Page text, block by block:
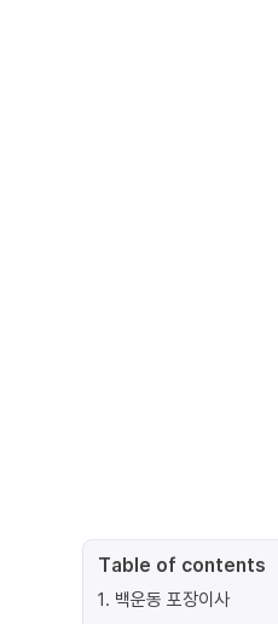
Table of contents
1. 백운동 포장이사